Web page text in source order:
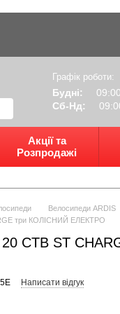
Графік роботи:
Будні:
Сб-Нд:
Акції та
Розпродажі
Велосипеди ARDIS
три КОЛІСНИЙ ЕЛЕКТРО
CTB ST
Написати відгук